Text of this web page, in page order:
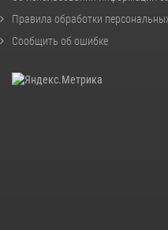
Правила обработки
Сообщить об ошибке